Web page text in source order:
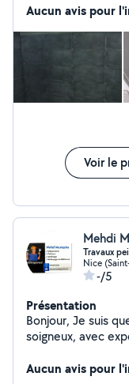
Aucun avis pour
Voir le
Mehdi
Travaux
Nice
-/5
Présentation
Bonjour, Je suis
soigneux, avec
expérience solide
Aucun avis pour